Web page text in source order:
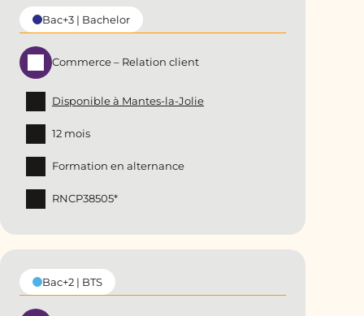
Bac+3 | Bachelor
Commerce – Relation client
Disponible à Mantes-la-Jolie
12 mois
Formation en alternance
RNCP38505*
Bac+2 | BTS